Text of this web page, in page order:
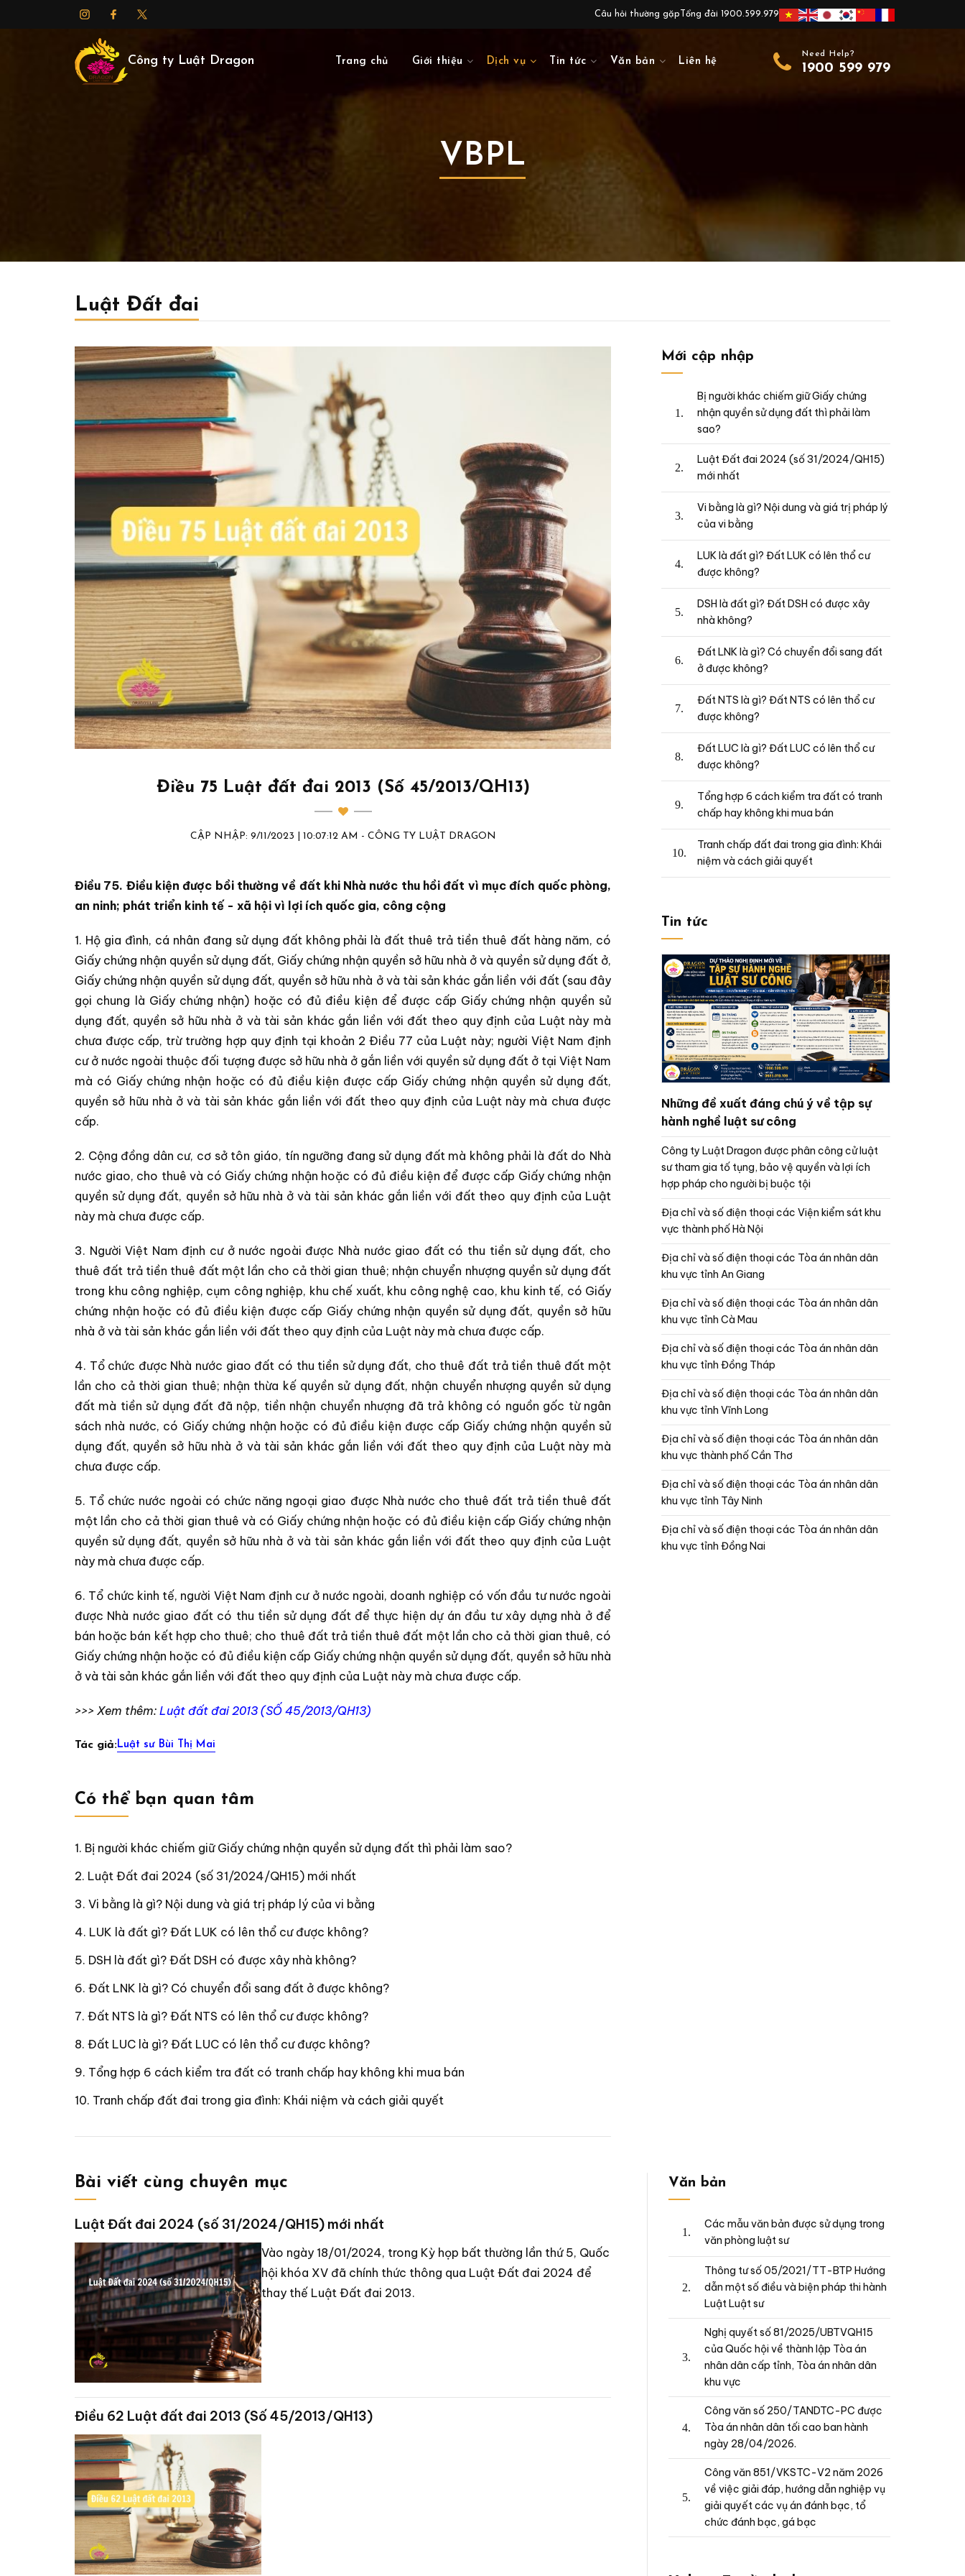
Câu hỏi thường gặp Tổng đài 1900.599.979
Công ty Luật Dragon Trang chủ Giới thiệu Dịch vụ Tin tức Văn bản Liên hệ
Need Help?
1900 599 979
VBPL
Luật Đất đai
Điều 75 Luật đất đai 2013 (Số 45/2013/QH13)
CẬP NHẬP: 9/11/2023 | 10:07:12 AM - CÔNG TY LUẬT DRAGON
Điều 75. Điều kiện được bồi thường về đất khi Nhà nước thu hồi đất vì mục đích quốc phòng,
an ninh; phát triển kinh tế - xã hội vì lợi ích quốc gia, công cộng
1. Hộ gia đình, cá nhân đang sử dụng đất không phải là đất thuê trả tiền thuê đất hàng năm, có
Giấy chứng nhận quyền sử dụng đất, Giấy chứng nhận quyền sở hữu nhà ở và quyền sử dụng đất ở,
Giấy chứng nhận quyền sử dụng đất, quyền sở hữu nhà ở và tài sản khác gắn liền với đất (sau đây
gọi chung là Giấy chứng nhận) hoặc có đủ điều kiện để được cấp Giấy chứng nhận quyền sử
dụng đất, quyền sở hữu nhà ở và tài sản khác gắn liền với đất theo quy định của Luật này mà
chưa được cấp, trừ trường hợp quy định tại khoản 2 Điều 77 của Luật này; người Việt Nam định
cư ở nước ngoài thuộc đối tượng được sở hữu nhà ở gắn liền với quyền sử dụng đất ở tại Việt Nam
mà có Giấy chứng nhận hoặc có đủ điều kiện được cấp Giấy chứng nhận quyền sử dụng đất,
quyền sở hữu nhà ở và tài sản khác gắn liền với đất theo quy định của Luật này mà chưa được
cấp.
2. Cộng đồng dân cư, cơ sở tôn giáo, tín ngưỡng đang sử dụng đất mà không phải là đất do Nhà
nước giao, cho thuê và có Giấy chứng nhận hoặc có đủ điều kiện để được cấp Giấy chứng nhận
quyền sử dụng đất, quyền sở hữu nhà ở và tài sản khác gắn liền với đất theo quy định của Luật
này mà chưa được cấp.
3. Người Việt Nam định cư ở nước ngoài được Nhà nước giao đất có thu tiền sử dụng đất, cho
thuê đất trả tiền thuê đất một lần cho cả thời gian thuê; nhận chuyển nhượng quyền sử dụng đất
trong khu công nghiệp, cụm công nghiệp, khu chế xuất, khu công nghệ cao, khu kinh tế, có Giấy
chứng nhận hoặc có đủ điều kiện được cấp Giấy chứng nhận quyền sử dụng đất, quyền sở hữu
nhà ở và tài sản khác gắn liền với đất theo quy định của Luật này mà chưa được cấp.
4. Tổ chức được Nhà nước giao đất có thu tiền sử dụng đất, cho thuê đất trả tiền thuê đất một
lần cho cả thời gian thuê; nhận thừa kế quyền sử dụng đất, nhận chuyển nhượng quyền sử dụng
đất mà tiền sử dụng đất đã nộp, tiền nhận chuyển nhượng đã trả không có nguồn gốc từ ngân
sách nhà nước, có Giấy chứng nhận hoặc có đủ điều kiện được cấp Giấy chứng nhận quyền sử
dụng đất, quyền sở hữu nhà ở và tài sản khác gắn liền với đất theo quy định của Luật này mà
chưa được cấp.
5. Tổ chức nước ngoài có chức năng ngoại giao được Nhà nước cho thuê đất trả tiền thuê đất
một lần cho cả thời gian thuê và có Giấy chứng nhận hoặc có đủ điều kiện cấp Giấy chứng nhận
quyền sử dụng đất, quyền sở hữu nhà ở và tài sản khác gắn liền với đất theo quy định của Luật
này mà chưa được cấp.
6. Tổ chức kinh tế, người Việt Nam định cư ở nước ngoài, doanh nghiệp có vốn đầu tư nước ngoài
được Nhà nước giao đất có thu tiền sử dụng đất để thực hiện dự án đầu tư xây dựng nhà ở để
bán hoặc bán kết hợp cho thuê; cho thuê đất trả tiền thuê đất một lần cho cả thời gian thuê, có
Giấy chứng nhận hoặc có đủ điều kiện cấp Giấy chứng nhận quyền sử dụng đất, quyền sở hữu nhà
ở và tài sản khác gắn liền với đất theo quy định của Luật này mà chưa được cấp.
>>> Xem thêm: Luật đất đai 2013 (SỐ 45/2013/QH13)
Tác giả:Luật sư Bùi Thị Mai
Có thể bạn quan tâm
Bị người khác chiếm giữ Giấy chứng nhận quyền sử dụng đất thì phải làm sao?
Luật Đất đai 2024 (số 31/2024/QH15) mới nhất
Vi bằng là gì? Nội dung và giá trị pháp lý của vi bằng
LUK là đất gì? Đất LUK có lên thổ cư được không?
DSH là đất gì? Đất DSH có được xây nhà không?
Đất LNK là gì? Có chuyển đổi sang đất ở được không?
Đất NTS là gì? Đất NTS có lên thổ cư được không?
Đất LUC là gì? Đất LUC có lên thổ cư được không?
Tổng hợp 6 cách kiểm tra đất có tranh chấp hay không khi mua bán
Tranh chấp đất đai trong gia đình: Khái niệm và cách giải quyết
Mới cập nhập
Bị người khác chiếm giữ Giấy chứng
nhận quyền sử dụng đất thì phải làm
sao?
Luật Đất đai 2024 (số 31/2024/QH15)
mới nhất
Vi bằng là gì? Nội dung và giá trị pháp lý
của vi bằng
LUK là đất gì? Đất LUK có lên thổ cư
được không?
DSH là đất gì? Đất DSH có được xây
nhà không?
Đất LNK là gì? Có chuyển đổi sang đất
ở được không?
Đất NTS là gì? Đất NTS có lên thổ cư
được không?
Đất LUC là gì? Đất LUC có lên thổ cư
được không?
Tổng hợp 6 cách kiểm tra đất có tranh
chấp hay không khi mua bán
Tranh chấp đất đai trong gia đình: Khái
niệm và cách giải quyết
Tin tức
Những đề xuất đáng chú ý về tập sự
hành nghề luật sư công
Công ty Luật Dragon được phân công cử luật
sư tham gia tố tụng, bảo vệ quyền và lợi ích
hợp pháp cho người bị buộc tội
Địa chỉ và số điện thoại các Viện kiểm sát khu
vực thành phố Hà Nội
Địa chỉ và số điện thoại các Tòa án nhân dân
khu vực tỉnh An Giang
Địa chỉ và số điện thoại các Tòa án nhân dân
khu vực tỉnh Cà Mau
Địa chỉ và số điện thoại các Tòa án nhân dân
khu vực tỉnh Đồng Tháp
Địa chỉ và số điện thoại các Tòa án nhân dân
khu vực tỉnh Vĩnh Long
Địa chỉ và số điện thoại các Tòa án nhân dân
khu vực thành phố Cần Thơ
Địa chỉ và số điện thoại các Tòa án nhân dân
khu vực tỉnh Tây Ninh
Địa chỉ và số điện thoại các Tòa án nhân dân
khu vực tỉnh Đồng Nai
Bài viết cùng chuyên mục
Luật Đất đai 2024 (số 31/2024/QH15) mới nhất
Vào ngày 18/01/2024, trong Kỳ họp bất thường lần thứ 5, Quốc
hội khóa XV đã chính thức thông qua Luật Đất đai 2024 để
thay thế Luật Đất đai 2013.
Điều 62 Luật đất đai 2013 (Số 45/2013/QH13)
Văn bản
Các mẫu văn bản được sử dụng trong
văn phòng luật sư
Thông tư số 05/2021/TT-BTP Hướng
dẫn một số điều và biện pháp thi hành
Luật Luật sư
Nghị quyết số 81/2025/UBTVQH15
của Quốc hội về thành lập Tòa án
nhân dân cấp tỉnh, Tòa án nhân dân
khu vực
Công văn số 250/TANDTC-PC được
Tòa án nhân dân tối cao ban hành
ngày 28/04/2026.
Công văn 851/VKSTC-V2 năm 2026
về việc giải đáp, hướng dẫn nghiệp vụ
giải quyết các vụ án đánh bạc, tổ
chức đánh bạc, gá bạc